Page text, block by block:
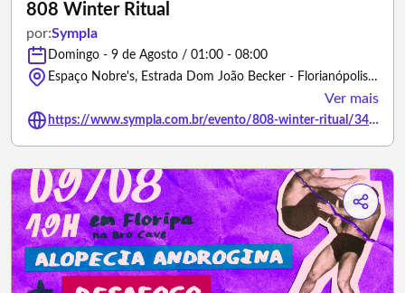
808 Winter Ritual
por:Sympla
Domingo - 9 de Agosto / 01:00 - 08:00
Espaço Nobre's, Estrada Dom João Becker - Florianópolis/Santa Catarina
Ver mais
https://www.sympla.com.br/evento/808-winter-ritual/3491034